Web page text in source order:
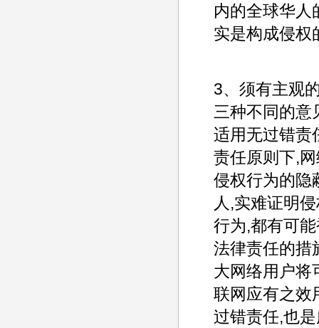
内的全球华人
实是构成侵权
3、须有主观
三种不同的意
适用无过错责
责任原则下,
侵权行为的隐
人,实难证明
行为,都有可
法律责任的措
大网络用户将
联网应有之效
过错责任,也